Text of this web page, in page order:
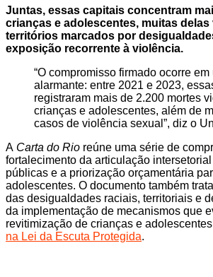
Juntas, essas capitais concentram
crianças e adolescentes, muitas delas
territórios marcados por
exposição recorrente à violência.
“O compromisso firmado ocorre
alarmante: entre 2021 e 2023,
registraram mais de 2.200 mortes
crianças e adolescentes, além de
casos de violência sexual”, diz o
A Carta do Rio reúne uma série de
fortalecimento da articulação
públicas e a priorização orçamentária
adolescentes. O documento também
das desigualdades raciais, territoriais e
da implementação de mecanismos que
revitimização de crianças e
na Lei da Escuta Protegida.